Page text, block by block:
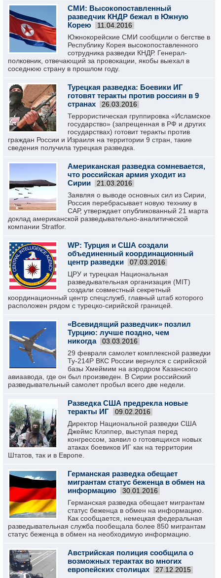
СМИ: Высокопоставленный
разведчик КНДР бежал в Южную
Корею
11.04.2016
Южнокорейские СМИ сообщили о бегстве в
Республику Корея высокопоставленного
сотрудника разведки КНДР. Генерал-
полковник, отвечающий за провокации, якобы выехал в
соседнюю страну в прошлом году.
Турецкая разведка: Боевики ИГ
готовят теракты против россиян в 9
странах
26.03.2016
Террористическая группировка «Исламское
государство» (запрещенная в РФ и других
государствах) готовит теракты против
граждан России и Израиля на территории 9 стран, такие
сведения получила турецкая разведка.
Американская разведка сомневается,
что российская армия уходит из
Сирии
21.03.2016
Заявляя о выводе основных сил из Сирии,
Россия перебрасывает новую технику в
САР, утверждает опубликованный 21 марта
доклад американской разведывательно-аналитической
компании Stratfor.
WP: Турция и США создали
объединенный координационный
центр разведки
07.03.2016
ЦРУ и турецкая Национальная
разведывательная организация (MIT)
создали совместный секретный
координационный центр спецслужб, главный штаб которого
расположен рядом с турецко-сирийской границей.
«Всевидящий разведчик» позлил
Турцию: лучше поздно, чем
никогда
03.03.2016
29 февраля самолет комплексной разведки
Ту-214Р ВКС России вернулся с сирийской
базы Хмеймим на аэродром Казанского
авиаавода, где он был произведен. В Сирии российский
разведывательный самолет пробыл всего две недели.
Разведка США предрекла новые
теракты ИГ
09.02.2016
Директор Национальной разведки США
Джеймс Клэппер, выступая перед
конгрессом, заявил о готовящихся новых
атаках боевиков ИГ как на территории
Штатов, так и в Европе.
Германская разведка обещает
мигрантам статус беженца в обмен на
информацию
30.01.2016
Германская разведка обещает мигрантам
статус беженца в обмен на информацию.
Как сообщается, немецкая федеральная
разведывательная служба пообещала более 850 мигрантам
статус беженца в обмен на необходимую информацию.
Австрийская полиция сообщила о
возможных терактах во многих
европейских столицах
27.12.2015